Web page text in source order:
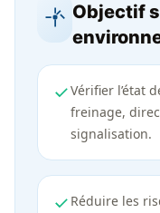
Objectif
Vérifier l’état
freinage,
signalisation.
Réduire les